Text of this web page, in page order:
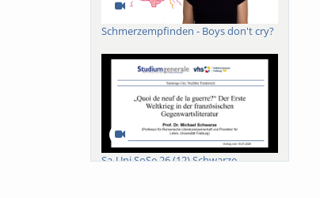
Schmerzempfinden - Boys don't cry?
Sa-Uni SoSe 26 (12) Schwarze